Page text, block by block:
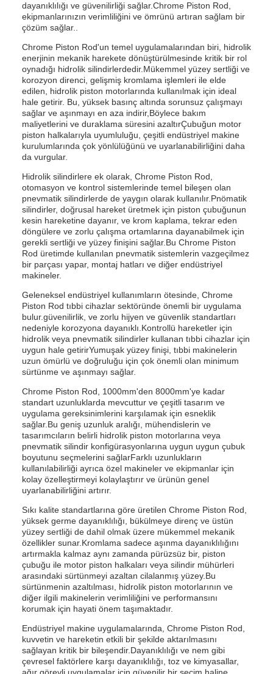
dayanıklılığı ve güvenilirliği sağlar.Chrome Piston Rod,
ekipmanlarınızın verimliliğini ve ömrünü artıran sağlam bir
çözüm sağlar..
Chrome Piston Rod'un temel uygulamalarından biri, hidrolik
enerjinin mekanik harekete dönüştürülmesinde kritik bir rol
oynadığı hidrolik silindirlerdedir.Mükemmel yüzey sertliği ve
korozyon direnci, gelişmiş kromlama işlemleri ile elde
edilen, hidrolik piston motorlarında kullanılmak için ideal
hale getirir. Bu, yüksek basınç altında sorunsuz çalışmayı
sağlar ve aşınmayı en aza indirir,Böylece bakım
maliyetlerini ve duraklama süresini azaltırÇubuğun motor
piston halkalarıyla uyumluluğu, çeşitli endüstriyel makine
kurulumlarında çok yönlülüğünü ve uyarlanabilirliğini daha
da vurgular.
Hidrolik silindirlere ek olarak, Chrome Piston Rod,
otomasyon ve kontrol sistemlerinde temel bileşen olan
pnevmatik silindirlerde de yaygın olarak kullanılır.Pnömatik
silindirler, doğrusal hareket üretmek için piston çubuğunun
kesin hareketine dayanır, ve krom kaplama, tekrar eden
döngülere ve zorlu çalışma ortamlarına dayanabilmek için
gerekli sertliği ve yüzey finişini sağlar.Bu Chrome Piston
Rod üretimde kullanılan pnevmatik sistemlerin vazgeçilmez
bir parçası yapar, montaj hatları ve diğer endüstriyel
makineler.
Geleneksel endüstriyel kullanımların ötesinde, Chrome
Piston Rod tıbbi cihazlar sektöründe önemli bir uygulama
bulur.güvenilirlik, ve zorlu hijyen ve güvenlik standartları
nedeniyle korozyona dayanıklı.Kontrollü hareketler için
hidrolik veya pnevmatik silindirler kullanan tıbbi cihazlar için
uygun hale getirirYumuşak yüzey finişi, tıbbi makinelerin
uzun ömürlü ve doğruluğu için çok önemli olan minimum
sürtünme ve aşınmayı sağlar.
Chrome Piston Rod, 1000mm'den 8000mm'ye kadar
standart uzunluklarda mevcuttur ve çeşitli tasarım ve
uygulama gereksinimlerini karşılamak için esneklik
sağlar.Bu geniş uzunluk aralığı, mühendislerin ve
tasarımcıların belirli hidrolik piston motorlarına veya
pnevmatik silindir konfigürasyonlarına uygun uygun çubuk
boyutunu seçmelerini sağlarFarklı uzunlukların
kullanılabilirliği ayrıca özel makineler ve ekipmanlar için
kolay özelleştirmeyi kolaylaştırır ve ürünün genel
uyarlanabilirliğini artırır.
Sıkı kalite standartlarına göre üretilen Chrome Piston Rod,
yüksek germe dayanıklılığı, bükülmeye direnç ve üstün
yüzey sertliği de dahil olmak üzere mükemmel mekanik
özellikler sunar.Kromlama sadece aşınma dayanıklılığını
artırmakla kalmaz aynı zamanda pürüzsüz bir, piston
çubuğu ile motor piston halkaları veya silindir mühürleri
arasındaki sürtünmeyi azaltan cilalanmış yüzey.Bu
sürtünmenin azaltılması, hidrolik piston motorlarının ve
diğer ilgili makinelerin verimliliğini ve performansını
korumak için hayati önem taşımaktadır.
Endüstriyel makine uygulamalarında, Chrome Piston Rod,
kuvvetin ve hareketin etkili bir şekilde aktarılmasını
sağlayan kritik bir bileşendir.Dayanıklılığı ve nem gibi
çevresel faktörlere karşı dayanıklılığı, toz ve kimyasallar,